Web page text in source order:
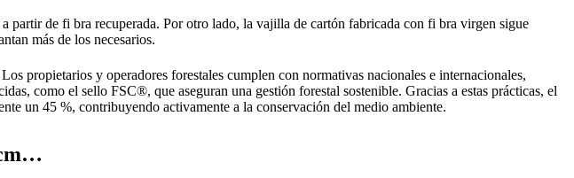
de fi bra recuperada. Por otro lado, la vajilla de cartón fabricada con fi bra virgen sigue
más de los necesarios.
propietarios y operadores forestales cumplen con normativas nacionales e internacionales,
como el sello FSC®, que aseguran una gestión forestal sostenible. Gracias a estas prácticas, el
un 45 %, contribuyendo activamente a la conservación del medio ambiente.